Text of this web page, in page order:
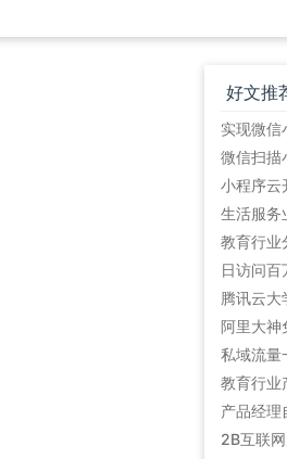
好文推
教育行业
阿里大神
私域流量
教育行业
产品经理
2B互联